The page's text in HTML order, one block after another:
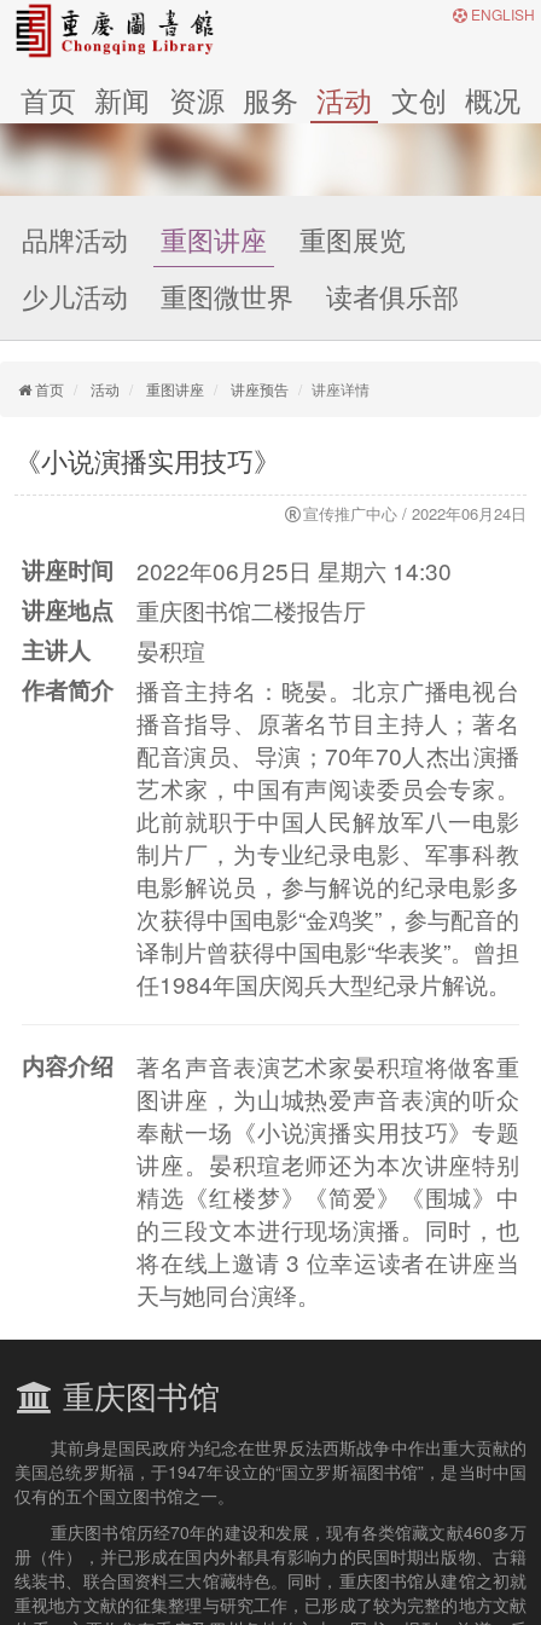
ENGLISH
首页 新闻 资源 服务 活动 文创 概况
品牌活动 重图讲座
重图展览
少儿活动
重图微世界 读者俱乐部
首页 活动 重图讲座 讲座预告 讲座详情
《小说演播实用技巧》
宣传推广中心 / 2022年06月24日
讲座时间
2022年06月25日 星期六 14:30
讲座地点
重庆图书馆二楼报告厅
主讲人
晏积瑄
作者简介
播音主持名：晓晏。北京广播电视台
播音指导、原著名节目主持人；著名
配音演员、导演；70年70人杰出演播
艺术家，中国有声阅读委员会专家。
此前就职于中国人民解放军八一电影
制片厂，为专业纪录电影、军事科教
电影解说员，参与解说的纪录电影多
次获得中国电影“金鸡奖”，参与配音的
译制片曾获得中国电影“华表奖”。曾担
任1984年国庆阅兵大型纪录片解说。
内容介绍
著名声音表演艺术家晏积瑄将做客重
图讲座，为山城热爱声音表演的听众
奉献一场《小说演播实用技巧》专题
讲座。晏积瑄老师还为本次讲座特别
精选《红楼梦》《简爱》《围城》中
的三段文本进行现场演播。同时，也
将在线上邀请 3 位幸运读者在讲座当
天与她同台演绎。
重庆图书馆
其前身是国民政府为纪念在世界反法西斯战争中作出重大贡献的
美国总统罗斯福，于1947年设立的“国立罗斯福图书馆”，是当时中国
仅有的五个国立图书馆之一。
重庆图书馆历经70年的建设和发展，现有各类馆藏文献460多万
册（件），并已形成在国内外都具有影响力的民国时期出版物、古籍
线装书、联合国资料三大馆藏特色。同时，重庆图书馆从建馆之初就
重视地方文献的征集整理与研究工作，已形成了较为完整的地方文献